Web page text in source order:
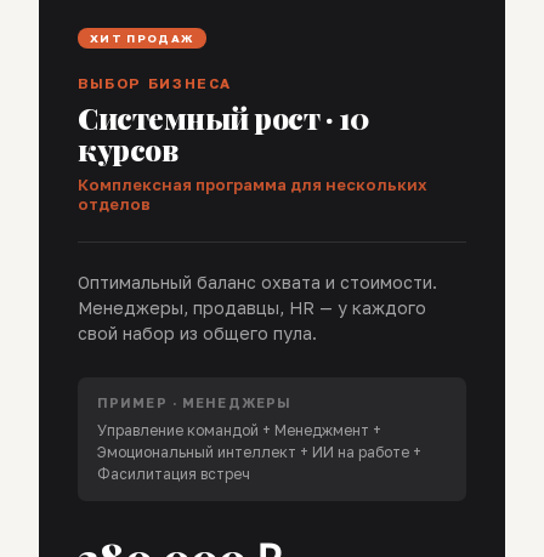
ХИТ ПРОДАЖ
ВЫБОР БИЗНЕСА
Системный рост · 10
курсов
Комплексная программа для нескольких
отделов
Оптимальный баланс охвата и стоимости.
Менеджеры, продавцы, HR — у каждого
свой набор из общего пула.
ПРИМЕР · МЕНЕДЖЕРЫ
Управление командой + Менеджмент +
Эмоциональный интеллект + ИИ на работе +
Фасилитация встреч